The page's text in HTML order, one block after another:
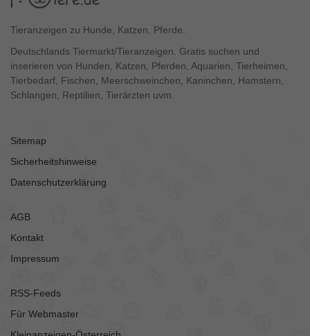
Tieranzeigen zu Hunde, Katzen, Pferde.
Deutschlands Tiermarkt/Tieranzeigen. Gratis suchen und
inserieren von Hunden, Katzen, Pferden, Aquarien, Tierheimen,
Tierbedarf, Fischen, Meerschweinchen, Kaninchen, Hamstern,
Schlangen, Reptilien, Tierärzten uvm.
Sitemap
Sicherheitshinweise
Datenschutzerklärung
AGB
Kontakt
Impressum
RSS-Feeds
Für Webmaster